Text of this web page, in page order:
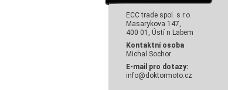
ECC trade spol. s r.o.
Masarykova 147,
400 01, Ústí n Labem
Kontaktní osoba
Michal Sochor
E-mail pro dotazy:
info@doktormoto.cz